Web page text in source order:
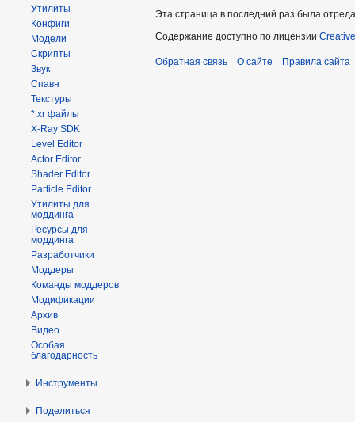
Утилиты
Конфиги
Модели
Скрипты
Звук
Спавн
Текстуры
*.xr файлы
X-Ray SDK
Level Editor
Actor Editor
Shader Editor
Particle Editor
Утилиты для
моддинга
Ресурсы для
моддинга
Разработчики
Моддеры
Команды моддеров
Модификации
Архив
Видео
Особая
благодарность
Инструменты
Поделиться
Эта страница в последний раз была
Содержание доступно по лицензии
Обратная связь О сайте Правила сайта